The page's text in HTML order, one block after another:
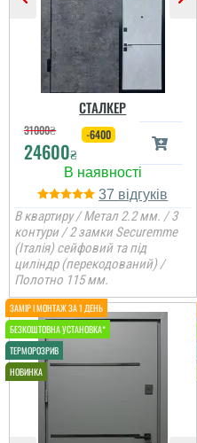
СТАЛКЕР
31000₴
24600₴
-6400
37
В квартиру / Метал 2.2 мм. / 3
контури / 2 замки Securemme
(Італія) сейфовий та під
циліндр (перекодований) /
Полотно 115 мм.